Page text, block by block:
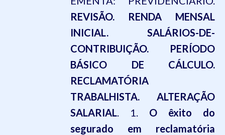
REVISÃO. RENDA MENSAL
INICIAL. SALÁRIOS-DE-
CONTRIBUIÇÃO. PERÍODO
BÁSICO DE CÁLCULO.
RECLAMATÓRIA
TRABALHISTA. ALTERAÇÃO
SALARIAL. 1. O êxito do
segurado em reclamatória